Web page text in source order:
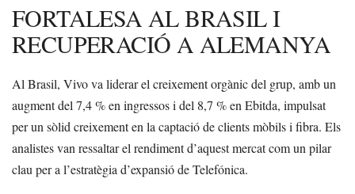
FORTALESA AL BRASIL I
RECUPERACIÓ A ALEMANYA
Al Brasil, Vivo va liderar el creixement orgànic del grup, amb un
augment del 7,4 % en ingressos i del 8,7 % en Ebitda, impulsat
per un sòlid creixement en la captació de clients mòbils i fibra. Els
analistes van ressaltar el rendiment d’aquest mercat com un pilar
clau per a l’estratègia d’expansió de Telefónica.